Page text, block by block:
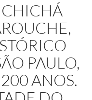
CHICHÁ
PAULO,
ANOS.